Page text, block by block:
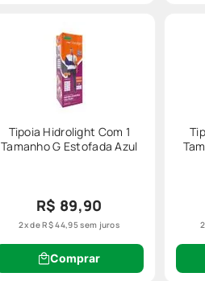
Tipoia Hidrolight Com 1
Tamanho G Estofada Azul
R$ 89,90
2x deR$44,95sem juros
Comprar
2